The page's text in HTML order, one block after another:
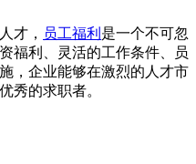
才， 员工福利 是一个不可忽
福利、灵活的工作条件、员
，企业能够在激烈的人才市
秀的求职者。